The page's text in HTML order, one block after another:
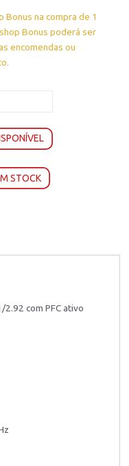
Bonus na compra de 1
Bonus poderá ser
encomendas ou
STOCK
2.92 com PFC ativo